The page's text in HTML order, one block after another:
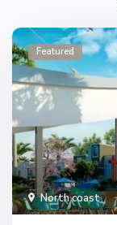
North coast
Featured